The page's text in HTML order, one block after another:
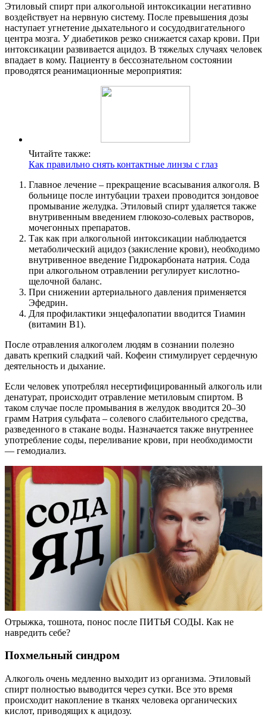
Этиловый спирт при алкогольной интоксикации негативно
воздействует на нервную систему. После превышения дозы
наступает угнетение дыхательного и сосудодвигательного
центра мозга. У диабетиков резко снижается сахар крови. При
интоксикации развивается ацидоз. В тяжелых случаях человек
впадает в кому. Пациенту в бессознательном состоянии
проводятся реанимационные мероприятия:
Читайте также:
Как правильно снять контактные линзы с глаз
Главное лечение – прекращение всасывания алкоголя. В
больнице после интубации трахеи проводится зондовое
промывание желудка. Этиловый спирт удаляется также
внутривенным введением глюкозо-солевых растворов,
мочегонных препаратов.
Так как при алкогольной интоксикации наблюдается
метаболический ацидоз (закисление крови), необходимо
внутривенное введение Гидрокарбоната натрия. Сода
при алкогольном отравлении регулирует кислотно-
щелочной баланс.
При снижении артериального давления применяется
Эфедрин.
Для профилактики энцефалопатии вводится Тиамин
(витамин B1).
После отравления алкоголем людям в сознании полезно
давать крепкий сладкий чай. Кофеин стимулирует сердечную
деятельность и дыхание.
Если человек употреблял несертифицированный алкоголь или
денатурат, происходит отравление метиловым спиртом. В
таком случае после промывания в желудок вводится 20–30
грамм Натрия сульфата – солевого слабительного средства,
разведенного в стакане воды. Назначается также внутреннее
употребление соды, переливание крови, при необходимости
— гемодиализ.
Отрыжка, тошнота, понос после ПИТЬЯ СОДЫ. Как не
навредить себе?
Похмельный синдром
Алкоголь очень медленно выходит из организма. Этиловый
спирт полностью выводится через сутки. Все это время
происходит накопление в тканях человека органических
кислот, приводящих к ацидозу.